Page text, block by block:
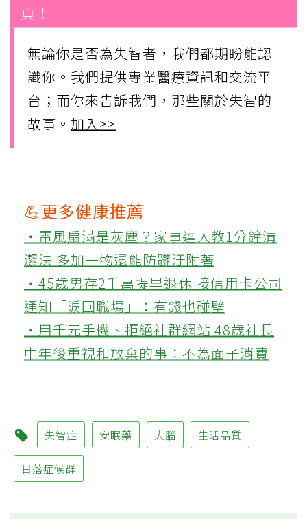
頁！
無論你是否為失智者，我們都期盼能認
識你。我們提供專業醫療資訊和交流平
台；而你來告訴我們，那些關於失智的
故事。 加入>>
💪更多健康推薦
‧電風扇滿是灰塵？家事達人教1分鐘清
潔法 多加一物還能防髒汙附著
‧45歲男存2千萬提早退休 接信用卡公司
通知「淚回職場」：有錢也碰壁
‧用千元手機、拒絕社群網站 48歲社長
中年後重視和放棄的事：不為面子消費
失智症 安眠藥 大腦 生活品質
日落症候群